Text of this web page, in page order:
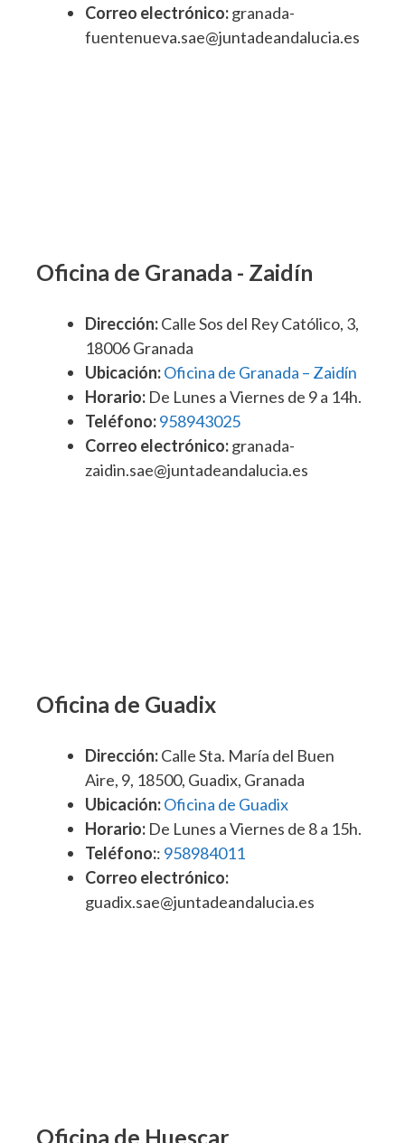
Correo electrónico:granada-
fuentenueva.sae@juntadeandalucia.es
Oficina de Granada - Zaidín
Dirección:Calle Sos del Rey Católico, 3,
18006 Granada
Ubicación:Oficina de Granada – Zaidín
Horario: De Lunes a Viernes de 9 a 14h.
Teléfono:958943025
Correo electrónico:granada-
zaidin.sae@juntadeandalucia.es
Oficina de Guadix
Dirección:Calle Sta. María del Buen
Aire, 9, 18500, Guadix, Granada
Ubicación:Oficina de Guadix
Horario: De Lunes a Viernes de 8 a 15h.
Teléfono:: 958984011
Correo electrónico:
guadix.sae@juntadeandalucia.es
Oficina de Huescar